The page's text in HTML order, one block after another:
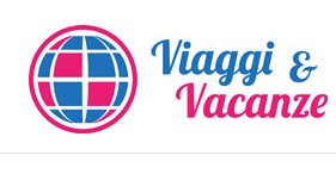
contenuto